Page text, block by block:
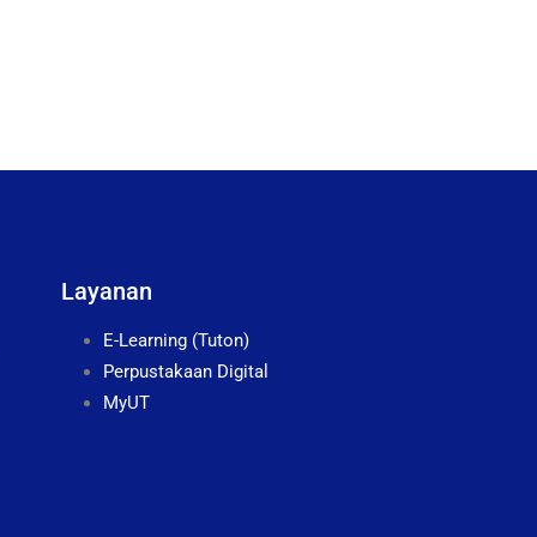
Layanan
E-Learning (Tuton)
Perpustakaan Digital
MyUT